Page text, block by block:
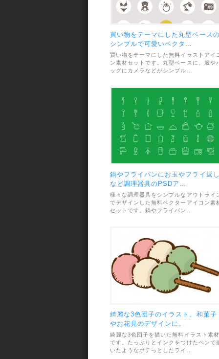
買い物をテーマにした丸型ベース
シンプルで可愛いベクタ…
買い物をテーマにした無料イラストアイ
ン素材セットです。丸型ベースに、服や
ッグにカメラなどがシンプル…
鍋やフライパンにお玉やフライ返
など調理器具のPSDア…
様々な調理器具をシンプルなアウトライ
でデザインした無料ベクターアイコン素
セットです。鍋やフライパン…
綺麗な3色団子のイラスト。和菓子
やお花見のデザインに。
綺麗な3色団子を描いた無料イラスト素材
です。たっぷりとインクをつけたペンで
いたようなポテっとしたライ…